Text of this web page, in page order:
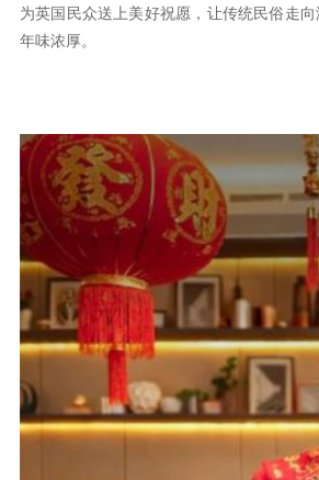
为英国民众送上美好祝愿，让传统民俗走向
年味浓厚。